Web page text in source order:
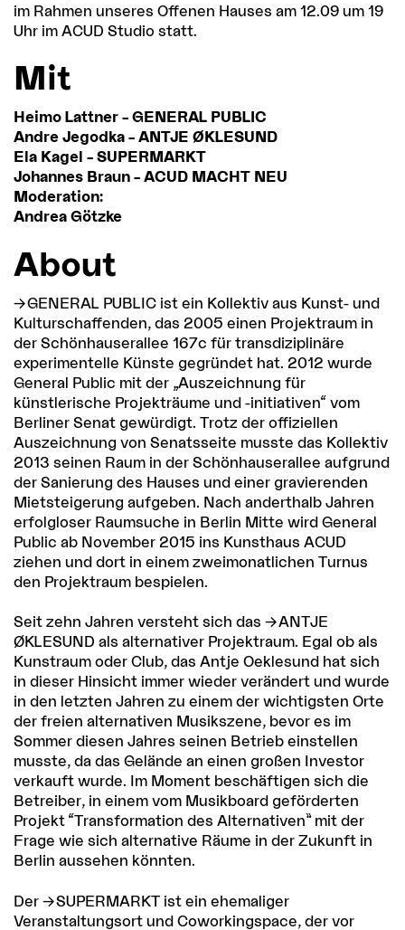
im Rahmen unseres Offenen Hauses am 12.09 um 19
Uhr im ACUD Studio statt.
Mit
Heimo Lattner – GENERAL PUBLIC
Andre Jegodka – ANTJE ØKLESUND
Ela Kagel – SUPERMARKT
Johannes Braun – ACUD MACHT NEU
Moderation:
Andrea Götzke
About
GENERAL PUBLIC ist ein Kollektiv aus Kunst- und
Kulturschaffenden, das 2005 einen Projektraum in
der Schönhauserallee 167c für transdiziplinäre
experimentelle Künste gegründet hat. 2012 wurde
General Public mit der „Auszeichnung für
künstlerische Projekträume und -initiativen“ vom
Berliner Senat gewürdigt. Trotz der offiziellen
Auszeichnung von Senatsseite musste das Kollektiv
2013 seinen Raum in der Schönhauserallee aufgrund
der Sanierung des Hauses und einer gravierenden
Mietsteigerung aufgeben. Nach anderthalb Jahren
erfolgloser Raumsuche in Berlin Mitte wird General
Public ab November 2015 ins Kunsthaus ACUD
ziehen und dort in einem zweimonatlichen Turnus
den Projektraum bespielen.
Seit zehn Jahren versteht sich das
ANTJE
ØKLESUND als alternativer Projektraum. Egal ob als
Kunstraum oder Club, das Antje Oeklesund hat sich
in dieser Hinsicht immer wieder verändert und wurde
in den letzten Jahren zu einem der wichtigsten Orte
der freien alternativen Musikszene, bevor es im
Sommer diesen Jahres seinen Betrieb einstellen
musste, da das Gelände an einen großen Investor
verkauft wurde. Im Moment beschäftigen sich die
Betreiber, in einem vom Musikboard geförderten
Projekt “Transformation des Alternativen” mit der
Frage wie sich alternative Räume in der Zukunft in
Berlin aussehen könnten.
Der SUPERMARKT ist ein ehemaliger
Veranstaltungsort und Coworkingspace, der vor